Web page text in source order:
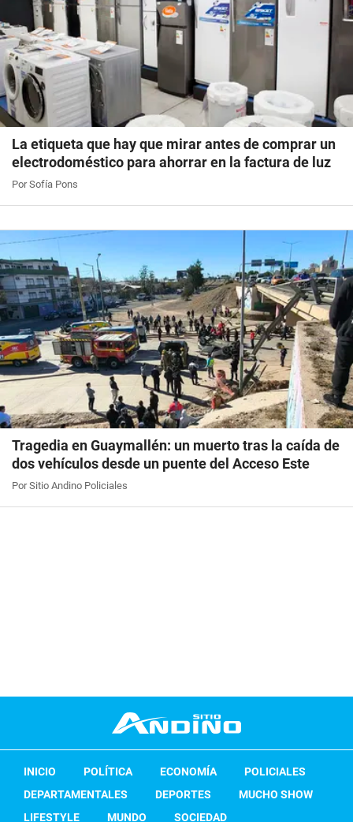
La etiqueta que hay que mirar antes de comprar un
electrodoméstico para ahorrar en la factura de luz
Por Sofía Pons
Tragedia en Guaymallén: un muerto tras la caída de
dos vehículos desde un puente del Acceso Este
Por Sitio Andino Policiales
INICIO POLÍTICA ECONOMÍA
POLICIALES
DEPARTAMENTALES
DEPORTES
MUCHO SHOW
LIFESTYLE
MUNDO SOCIEDAD